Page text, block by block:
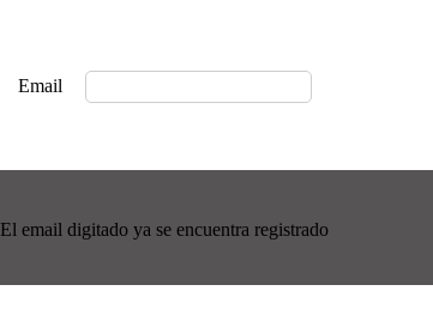
Email
El email digitado ya se encuentra registrado